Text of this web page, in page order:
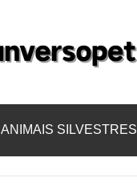
ANIMAIS SILVESTRES